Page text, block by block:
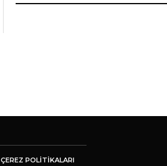
ÇEREZ POLITIKALARI